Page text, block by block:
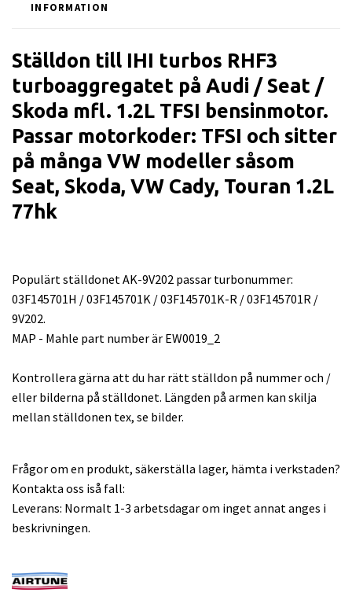
INFORMATION
Ställdon till IHI turbos RHF3
turboaggregatet på Audi / Seat /
Skoda mfl. 1.2L TFSI bensinmotor.
Passar motorkoder: TFSI och sitter
på många VW modeller såsom
Seat, Skoda, VW Cady, Touran 1.2L
77hk
Populärt ställdonet AK-9V202 passar turbonummer:
03F145701H / 03F145701K / 03F145701K-R / 03F145701R /
9V202.
MAP - Mahle part number är EW0019_2
Kontrollera gärna att du har rätt ställdon på nummer och /
eller bilderna på ställdonet. Längden på armen kan skilja
mellan ställdonen tex, se bilder.
Frågor om en produkt, säkerställa lager, hämta i verkstaden?
Kontakta oss iså fall:
Leverans: Normalt 1-3 arbetsdagar om inget annat anges i
beskrivningen.